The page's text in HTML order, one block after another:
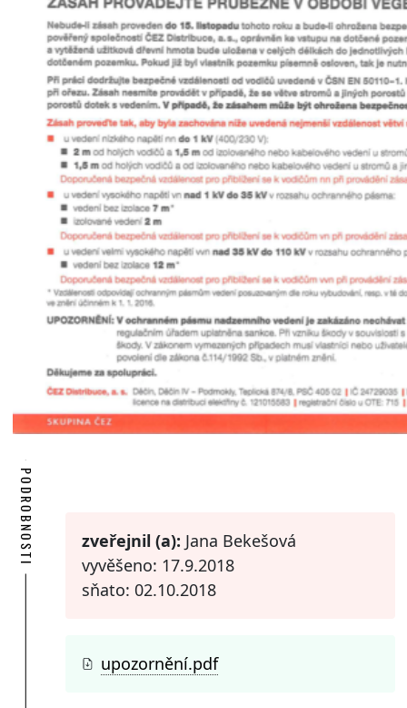
PODROBNOSTI zveřejnil (a): Jana Bekešová
vyvěšeno: 17.9.2018
sňato: 02.10.2018
upozornění.pdf